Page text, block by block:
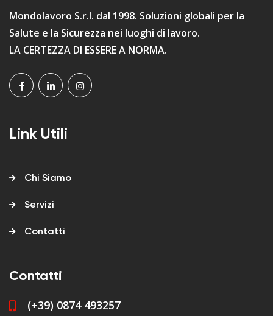
Mondolavoro S.r.l. dal 1998. Soluzioni globali per la
Salute e la Sicurezza nei luoghi di lavoro.
LA CERTEZZA DI ESSERE A NORMA.
Link Utili
Chi Siamo
Servizi
Contatti
Contatti
(+39) 0874 493257